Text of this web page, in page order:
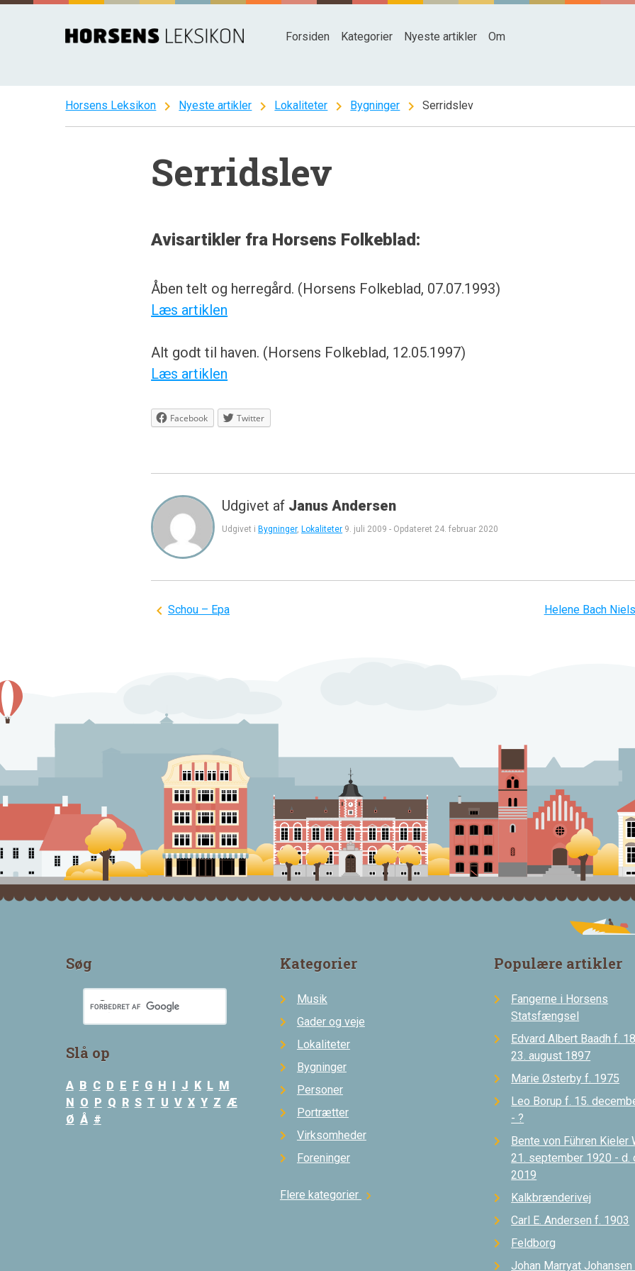
Spring
Forsiden Kategorier Nyeste artikler Om
Horsens Leksikon chevron_right Nyeste artikler chevron_right Lokaliteter chevron_right Bygninger chevron_right Serridslev
Serridslev
Avisartikler fra Horsens Folkeblad:
Åben telt og herregård. (Horsens Folkeblad, 07.07.1993)
Læs artiklen
Alt godt til haven. (Horsens Folkeblad, 12.05.1997)
Læs artiklen
Facebook Twitter
Udgivet af Janus Andersen
Udgivet iBygninger,Lokaliteter 9. juli 2009 - Opdateret 24. februar 2020
Indlægsnavigation
Schou – Epa Helene Bach
Søg
Slå op
A B C D E F G H I J K L M
N O P Q R S T U V X Y Z Æ
Ø Å #
Kategorier
Musik
Gader og veje
Lokaliteter
Bygninger
Personer
Portrætter
Virksomheder
Foreninger
Flere kategorier chevron_right
Populære artikler
Fangerne i Horsens
Statsfængsel
Edvard Albert Baadh f.
23. august 1897
Marie Østerby f. 1975
Leo Borup f. 15.
- ?
Bente von Führen Kieler
21. september 1920 - d.
2019
Kalkbrænderivej
Carl E. Andersen f. 1903
Feldborg
Johan Marryat Johansen